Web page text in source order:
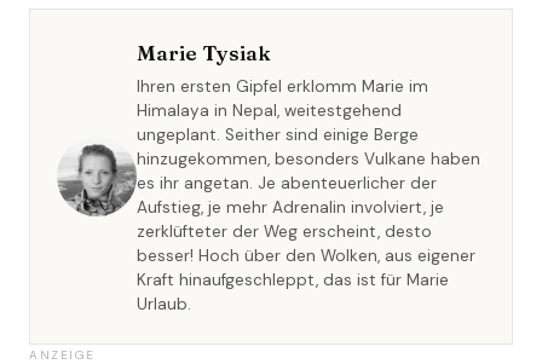
Marie Tysiak
Ihren ersten Gipfel erklomm Marie im
Himalaya in Nepal, weitestgehend
ungeplant. Seither sind einige Berge
hinzugekommen, besonders Vulkane haben
es ihr angetan. Je abenteuerlicher der
Aufstieg, je mehr Adrenalin involviert, je
zerklüfteter der Weg erscheint, desto
besser! Hoch über den Wolken, aus eigener
Kraft hinaufgeschleppt, das ist für Marie
Urlaub.
ANZEIGE